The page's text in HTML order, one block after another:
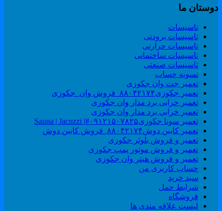
ما
تاسیسات
تاسیسات برودتی
تاسیسات حرارتی
تاسیسات ساختمانی
تاسیسات صنعتی
تسویه حساب
تعمیر جت وان جکوزی
تعمیر جکوزی۸۸۰۴۲۱۷۴_فروش وان_جکوزی
تعمیر خرابی برد مدار وان جکوزی
تعمیر خرابی برد مدار وان جکوزی
تعمیر سونا جکوزی۰۹۱۲۱۵۰۷۸۲۵#| Sauna | Jacuzzi
تعمیر کابین دوش۸۸۰۴۲۱۷۴_فروش کابین دوش
تعمیر و فروش بلوئر جکوزی
تعمیر و فروش موتور پمپ جکوزی
تعمیر و فروش هیتر وان جکوزی
حساب کاربری من
سبد خرید
شرایط حمل
فروشگاه
لیست علاقه مندی ها